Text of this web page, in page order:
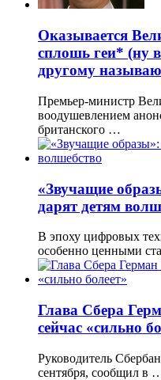
Оказывается
сплошь геи* (ну
другому
Премьер-министр
воодушевлением
британского …
«Звучащие
дарят детям
В эпоху цифровых
особенно ценными
Глава Сбера
сейчас «сильно
Руководитель
сентября, сообщил в